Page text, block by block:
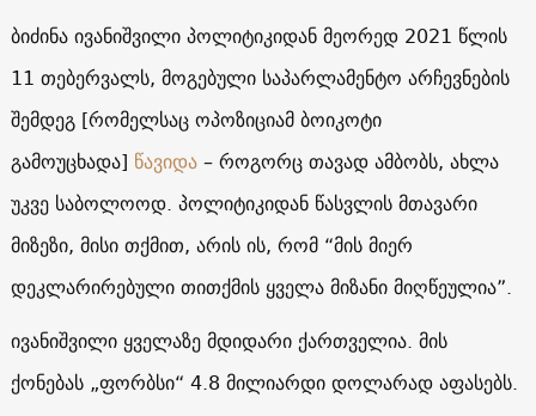
ბიძინა ივანიშვილი პოლიტიკიდან მეორედ 2021 წლის
11 თებერვალს, მოგებული საპარლამენტო არჩევნების
შემდეგ [რომელსაც ოპოზიციამ ბოიკოტი
გამოუცხადა] წავიდა– როგორც თავად ამბობს, ახლა
უკვე საბოლოოდ. პოლიტიკიდან წასვლის მთავარი
მიზეზი, მისი თქმით, არის ის, რომ “მის მიერ
დეკლარირებული თითქმის ყველა მიზანი მიღწეულია”.
ივანიშვილი ყველაზე მდიდარი ქართველია. მის
ქონებას „ფორბსი“ 4.8 მილიარდი დოლარად აფასებს.